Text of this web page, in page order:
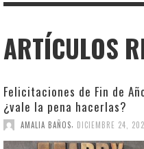
ARTÍCULOS
Felicitaciones de Fin de
¿vale la pena hacerlas?
AMALIA BAÑOS DICIEMBRE 24,